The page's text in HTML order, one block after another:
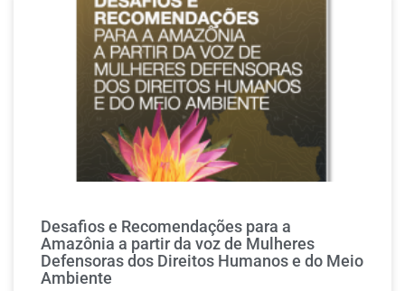
Desafios e Recomendações para a
Amazônia a partir da voz de Mulheres
Defensoras dos Direitos Humanos e do Meio
Ambiente